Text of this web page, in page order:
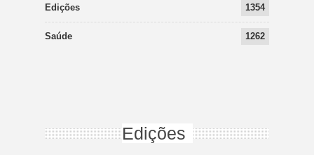
Edições 1354
Saúde 1262
Edições